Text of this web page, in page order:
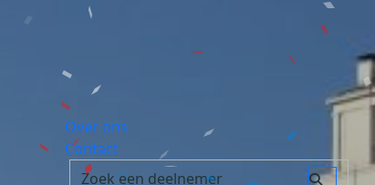
Over ons
Contact